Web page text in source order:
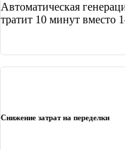
Автоматическая
тратит 10 минут вместо
Снижение затрат на переделки